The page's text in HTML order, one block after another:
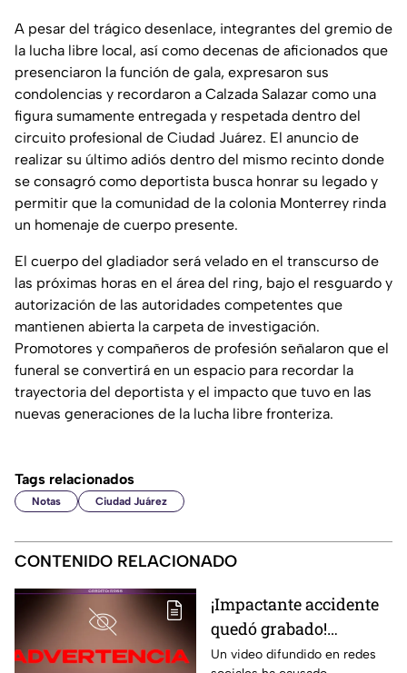
A pesar del trágico desenlace, integrantes del gremio de
la lucha libre local, así como decenas de aficionados que
presenciaron la función de gala, expresaron sus
condolencias y recordaron a Calzada Salazar como una
figura sumamente entregada y respetada dentro del
circuito profesional de Ciudad Juárez. El anuncio de
realizar su último adiós dentro del mismo recinto donde
se consagró como deportista busca honrar su legado y
permitir que la comunidad de la colonia Monterrey rinda
un homenaje de cuerpo presente.
El cuerpo del gladiador será velado en el transcurso de
las próximas horas en el área del ring, bajo el resguardo y
autorización de las autoridades competentes que
mantienen abierta la carpeta de investigación.
Promotores y compañeros de profesión señalaron que el
funeral se convertirá en un espacio para recordar la
trayectoria del deportista y el impacto que tuvo en las
nuevas generaciones de la lucha libre fronteriza.
Tags relacionados
Notas Ciudad Juárez
CONTENIDO RELACIONADO
¡Impactante accidente
quedó grabado!
Montacargas atropella
Un video difundido en redes